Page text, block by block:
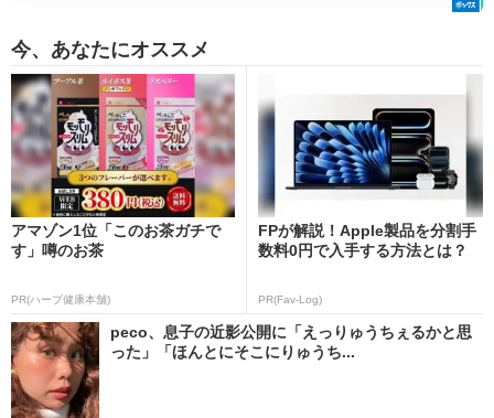
今、あなたにオススメ
アマゾン1位「このお茶ガチで
す」噂のお茶
PR(ハーブ健康本舗)
FPが解説！Apple製品を分割手
数料0円で入手する方法とは？
PR(Fav-Log)
peco、息子の近影公開に「えっりゅうちぇるかと思
った」「ほんとにそこにりゅうち...